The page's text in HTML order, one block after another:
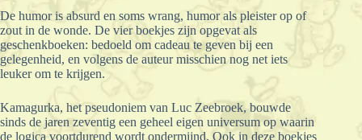
De humor is absurd en soms wrang, humor als pleister op of
zout in de wonde. De vier boekjes zijn opgevat als
geschenkboeken: bedoeld om cadeau te geven bij een
gelegenheid, en volgens de auteur misschien nog net iets
leuker om te krijgen.
Kamagurka, het pseudoniem van Luc Zeebroek, bouwde
sinds de jaren zeventig een geheel eigen universum op waarin
de logica voortdurend wordt ondermijnd. Ook in deze boekjes